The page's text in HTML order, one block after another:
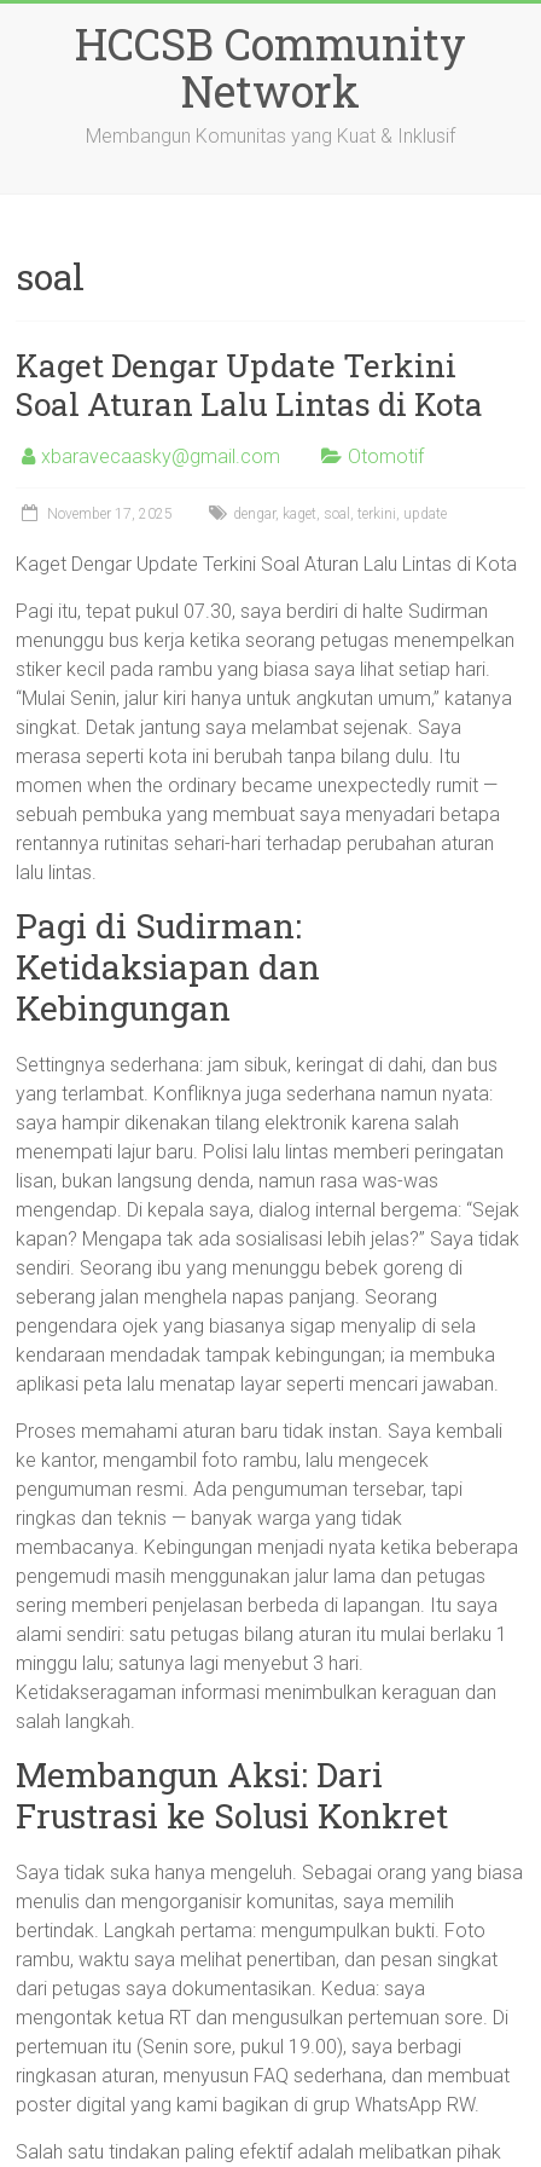
HCCSB Community
Network
Membangun Komunitas yang Kuat & Inklusif
soal
Kaget Dengar Update Terkini
Soal Aturan Lalu Lintas di Kota
xbaravecaasky@gmail.com Otomotif
November 17, 2025 dengar, kaget, soal ,terkini, update
Kaget Dengar Update Terkini Soal Aturan Lalu Lintas di Kota
Pagi itu, tepat pukul 07.30, saya berdiri di halte Sudirman
menunggu bus kerja ketika seorang petugas menempelkan
stiker kecil pada rambu yang biasa saya lihat setiap hari.
“Mulai Senin, jalur kiri hanya untuk angkutan umum,” katanya
singkat. Detak jantung saya melambat sejenak. Saya
merasa seperti kota ini berubah tanpa bilang dulu. Itu
momen when the ordinary became unexpectedly rumit —
sebuah pembuka yang membuat saya menyadari betapa
rentannya rutinitas sehari-hari terhadap perubahan aturan
lalu lintas.
Pagi di Sudirman:
Ketidaksiapan dan
Kebingungan
Settingnya sederhana: jam sibuk, keringat di dahi, dan bus
yang terlambat. Konfliknya juga sederhana namun nyata:
saya hampir dikenakan tilang elektronik karena salah
menempati lajur baru. Polisi lalu lintas memberi peringatan
lisan, bukan langsung denda, namun rasa was-was
mengendap. Di kepala saya, dialog internal bergema: “Sejak
kapan? Mengapa tak ada sosialisasi lebih jelas?” Saya tidak
sendiri. Seorang ibu yang menunggu bebek goreng di
seberang jalan menghela napas panjang. Seorang
pengendara ojek yang biasanya sigap menyalip di sela
kendaraan mendadak tampak kebingungan; ia membuka
aplikasi peta lalu menatap layar seperti mencari jawaban.
Proses memahami aturan baru tidak instan. Saya kembali
ke kantor, mengambil foto rambu, lalu mengecek
pengumuman resmi. Ada pengumuman tersebar, tapi
ringkas dan teknis — banyak warga yang tidak
membacanya. Kebingungan menjadi nyata ketika beberapa
pengemudi masih menggunakan jalur lama dan petugas
sering memberi penjelasan berbeda di lapangan. Itu saya
alami sendiri: satu petugas bilang aturan itu mulai berlaku 1
minggu lalu; satunya lagi menyebut 3 hari.
Ketidakseragaman informasi menimbulkan keraguan dan
salah langkah.
Membangun Aksi: Dari
Frustrasi ke Solusi Konkret
Saya tidak suka hanya mengeluh. Sebagai orang yang biasa
menulis dan mengorganisir komunitas, saya memilih
bertindak. Langkah pertama: mengumpulkan bukti. Foto
rambu, waktu saya melihat penertiban, dan pesan singkat
dari petugas saya dokumentasikan. Kedua: saya
mengontak ketua RT dan mengusulkan pertemuan sore. Di
pertemuan itu (Senin sore, pukul 19.00), saya berbagi
ringkasan aturan, menyusun FAQ sederhana, dan membuat
poster digital yang kami bagikan di grup WhatsApp RW.
Salah satu tindakan paling efektif adalah melibatkan pihak